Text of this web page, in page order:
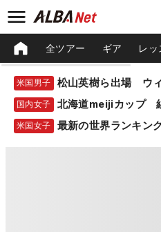
全ツアー ギア レッ
米国男子 松山英樹ら出場 ウ
国内女子 北海道meijiカップ
米国女子 最新の世界ランキン